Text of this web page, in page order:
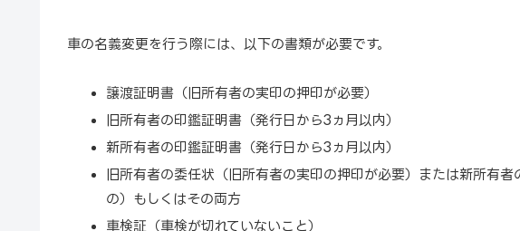
車の名義変更を行う際には、以下の書類が必要です。
譲渡証明書（旧所有者の実印の押印が必要）
旧所有者の印鑑証明書（発行日から3ヵ月以内）
新所有者の印鑑証明書（発行日から3ヵ月以内）
旧所有者の委任状（旧所有者の実印の押印が必要）または新所有
の）もしくはその両方
車検証（車検が切れていないこと）